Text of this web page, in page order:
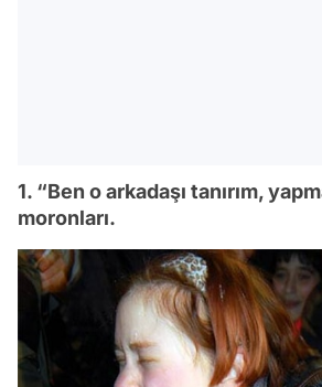
1. “Ben o arkadaşı tanırım,
moronları.